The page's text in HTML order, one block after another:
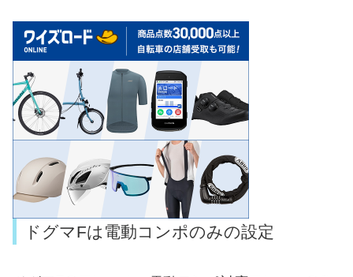
ドグマFは電動コンポのみの設定